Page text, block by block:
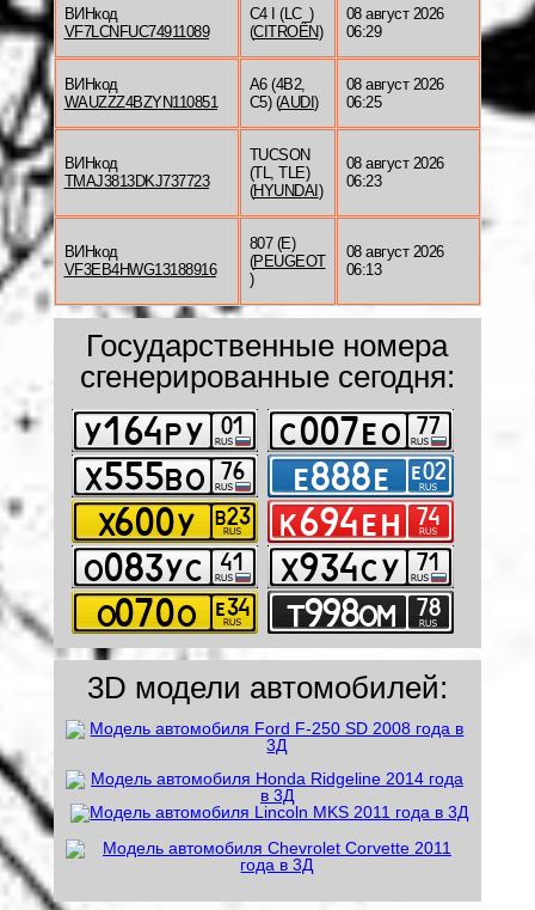
ВИНкод
VF7LCNFUC74911089
C4 I (LC_)
(CITROËN)
08 август 2026
06:29
ВИНкод
WAUZZZ4BZYN110851
A6 (4B2,
C5) (AUDI )
08 август 2026
06:25
ВИНкод
TMAJ3813DKJ737723
TUCSON
(TL, TLE)
(HYUNDAI )
08 август 2026
06:23
ВИНкод
VF3EB4HWG13188916
807 (E)
(PEUGEOT
)
08 август 2026
06:13
Государственные номера
сгенерированные сегодня:
3D модели автомобилей: